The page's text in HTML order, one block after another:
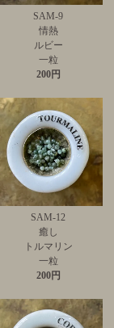
SAM-9
情熱
ルビー
一粒
200円
SAM-12
癒し
トルマリン
一粒
200円